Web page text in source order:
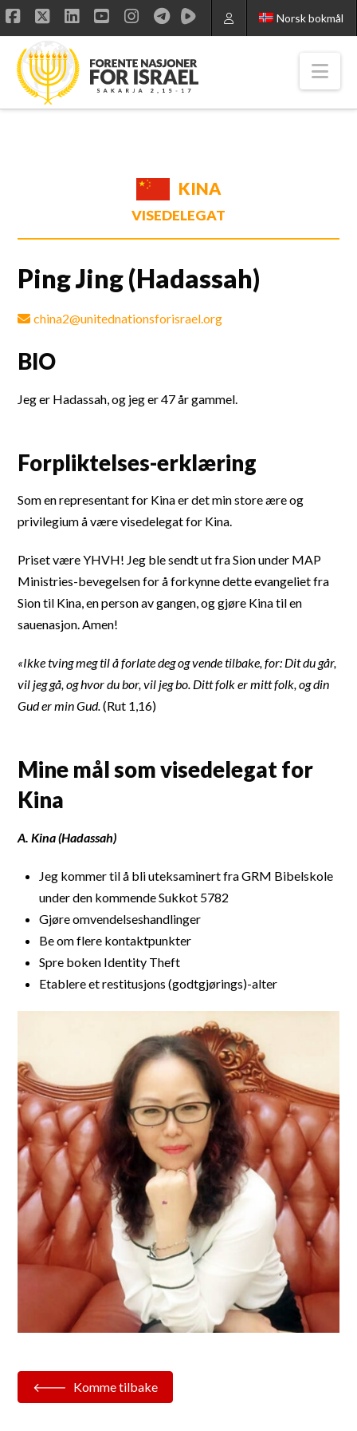
Norsk bokmål
Facebook
X LinkedIn
YouTube
Instagram
KINA
VISEDELEGAT
Ping Jing (Hadassah)
china2@unitednationsforisrael.org
BIO
Jeg er Hadassah, og jeg er 47 år gammel.
Forpliktelses-erklæring
Som en representant for Kina er det min store ære og
privilegium å være visedelegat for Kina.
Priset være YHVH! Jeg ble sendt ut fra Sion under MAP
Ministries-bevegelsen for å forkynne dette evangeliet fra
Sion til Kina, en person av gangen, og gjøre Kina til en
sauenasjon. Amen!
«Ikke tving meg til å forlate deg og vende tilbake, for: Dit du går,
vil jeg gå, og hvor du bor, vil jeg bo. Ditt folk er mitt folk, og din
Gud er min Gud.(Rut 1,16)
Mine mål som visedelegat for
Kina
A. Kina (Hadassah)
Jeg kommer til å bli uteksaminert fra GRM Bibelskole
under den kommende Sukkot 5782
Gjøre omvendelseshandlinger
Be om flere kontaktpunkter
Spre boken Identity Theft
Etablere et restitusjons (godtgjørings)-alter
Komme tilbake